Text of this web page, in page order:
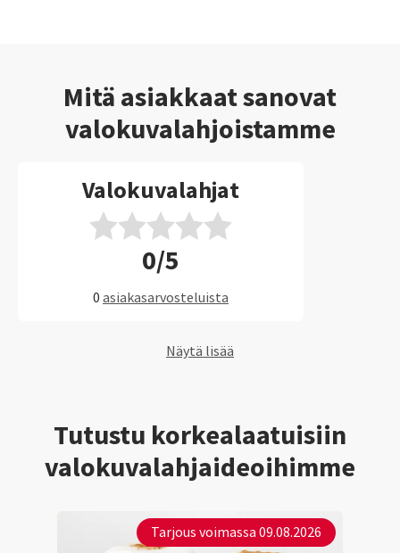
Mitä asiakkaat sanovat
valokuvalahjoistamme
Valokuvalahjat
0/5
0 asiakasarvosteluista
Näytä lisää
Tutustu korkealaatuisiin
valokuvalahjaideoihimme
Tarjous voimassa 09.08.2026